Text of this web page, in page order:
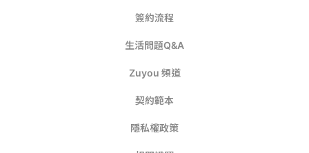
簽約流程
生活問題Q&A
Zuyou 頻道
契約範本
隱私權政策